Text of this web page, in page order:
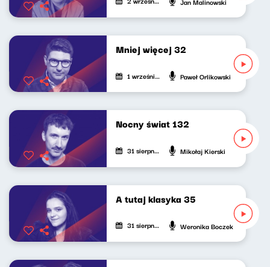
Mniej więcej 32
1 września 2023 Paweł Orlikowski
Nocny świat 132
31 sierpnia 2023 Mikołaj Kierski
A tutaj klasyka 35
31 sierpnia 2023 Weronika Boczek